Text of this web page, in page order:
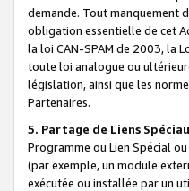
demande. Tout manquement
obligation essentielle de cet
la loi CAN-SPAM de 2003, la
toute loi analogue ou
législation, ainsi que les
Partenaires.
5. Partage de Liens
Programme ou Lien Spécial
(par exemple, un module
exécutée ou installée par un